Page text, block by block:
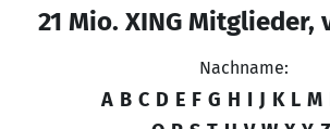
21 Mio. XING Mitglieder,
Nachname:
A B C D E F G H I J K L M